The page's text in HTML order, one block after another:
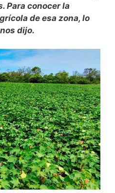
Para conocer la
de esa zona, lo
dijo.